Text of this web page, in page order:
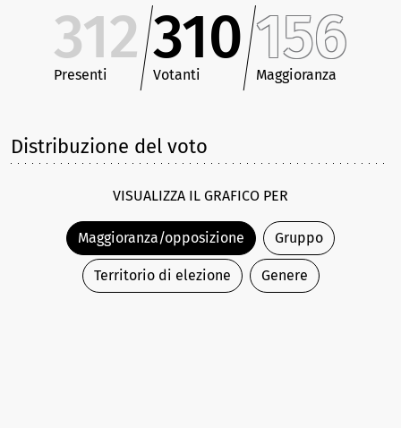
312
Presenti
310
Votanti
156
Maggioranza
Distribuzione del voto
VISUALIZZA IL GRAFICO PER
Maggioranza/opposizione Gruppo
Territorio di elezione Genere